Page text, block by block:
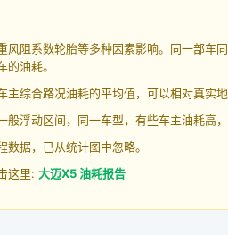
风阻系数轮胎等多种因素影响。同一部车
油耗。
主综合路况油耗的平均值，可以相对真实
般浮动区间，同一车型，有些车主油耗高
据，已从统计图中忽略。
这里: 大迈X5 油耗报告